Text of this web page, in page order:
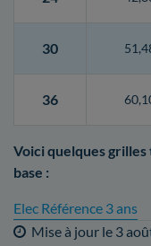
30
36
Voici quelques
base :
Elec Référence 3 ans
Mise à jour le 3